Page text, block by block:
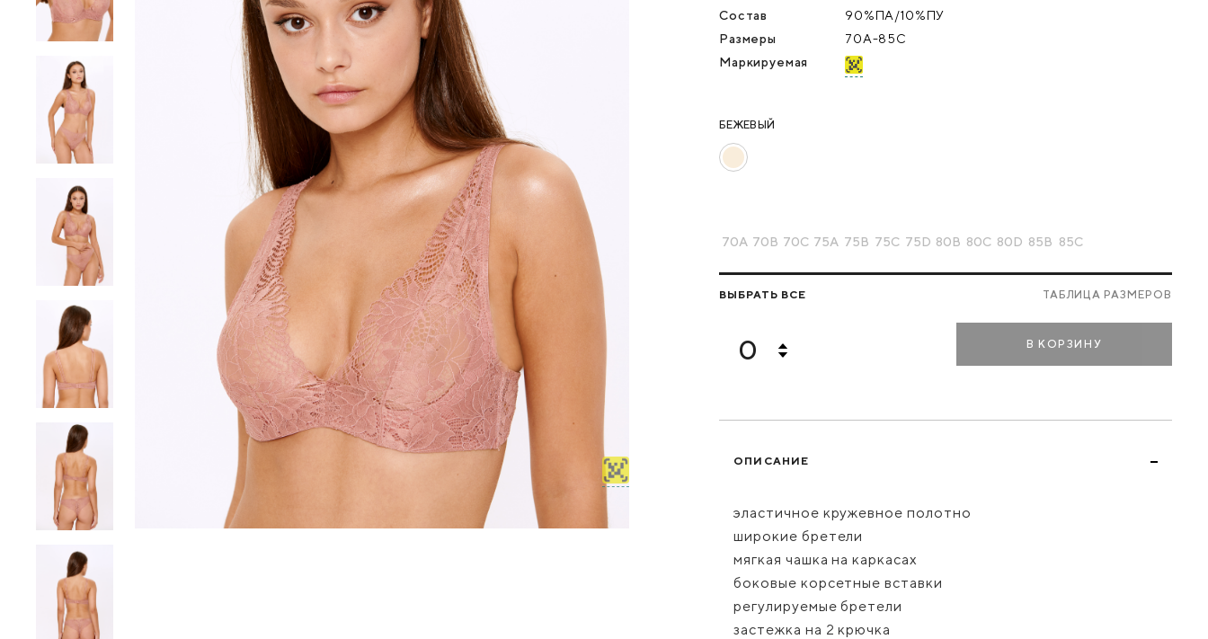
Состав
90%ПА/10%ПУ
Размеры
70A-85C
Маркируемая
БЕЖЕВЫЙ
70A 70B 70C 75A 75B 75C 75D 80B 80C 80D 85B 85C
ВЫБРАТЬ ВСЕ ТАБЛИЦА РАЗМЕРОВ
В КОРЗИНУ
ОПИСАНИЕ
эластичное кружевное полотно
широкие бретели
мягкая чашка на каркасах
боковые корсетные вставки
регулируемые бретели
застежка на 2 крючка